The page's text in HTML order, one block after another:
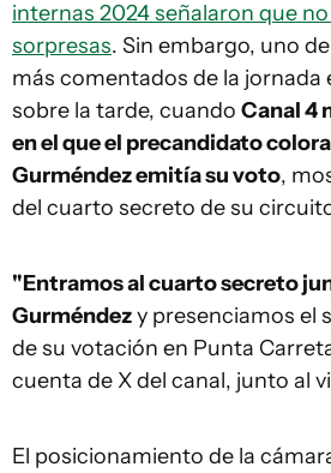
internas 2024 señalaron que
sorpresas. Sin embargo, uno
más comentados de la
sobre la tarde, cuando Canal 4
en el que el precandidato
Gurméndez emitía su voto,
del cuarto secreto de su
"Entramos al cuarto secreto
Gurméndezy presenciamos el
de su votación en Punta
cuenta de X del canal, junto al
El posicionamiento de la